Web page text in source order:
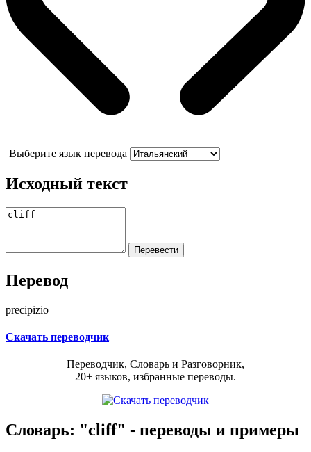
Выберите язык перевода
Исходный текст
Перевод
precipizio
Скачать переводчик
Переводчик, Словарь и Разговорник,
20+ языков, избранные переводы.
Словарь: "cliff" - переводы и примеры